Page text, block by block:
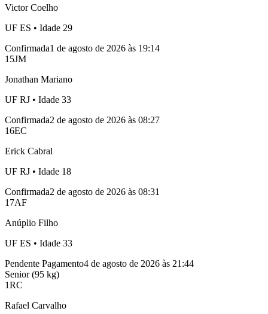
Victor Coelho
UF ES • Idade 29
Confirmada1 de agosto de 2026 às 19:14
15JM
Jonathan Mariano
UF RJ • Idade 33
Confirmada2 de agosto de 2026 às 08:27
16EC
Erick Cabral
UF RJ • Idade 18
Confirmada2 de agosto de 2026 às 08:31
17AF
Anúplio Filho
UF ES • Idade 33
Pendente Pagamento4 de agosto de 2026 às 21:44
Senior (95 kg)
1RC
Rafael Carvalho